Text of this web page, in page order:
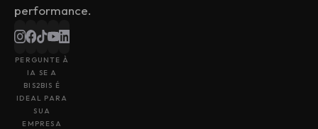
performance.
PERGUNTE À
IA SE A
BIS2BIS É
IDEAL PARA
SUA
EMPRESA